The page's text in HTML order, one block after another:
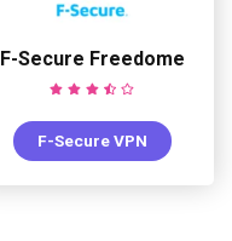
F-Secure Freedome
F-Secure VPN